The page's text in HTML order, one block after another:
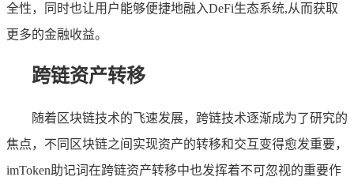
全性，同时也让用户能够便捷地融入DeFi生态系统,从而获取
更多的金融收益。
跨链资产转移
随着区块链技术的飞速发展，跨链技术逐渐成为了研究的
焦点，不同区块链之间实现资产的转移和交互变得愈发重要，
imToken助记词在跨链资产转移中也发挥着不可忽视的重要作